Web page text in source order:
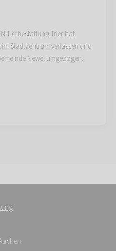
Tierbestattung Trier hat
Stadtzentrum verlassen und
Newel umgezogen.